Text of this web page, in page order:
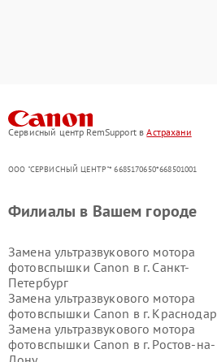
Сервисный центр RemSupport вАстрахани
ООО "СЕРВИСНЫЙ ЦЕНТР"* 6685170650*668501001
Филиалы в Вашем городе
Замена ультразвукового мотора
фотовспышки Canon в г. Санкт-
Петербург
Замена ультразвукового мотора
фотовспышки Canon в г. Краснодар
Замена ультразвукового мотора
фотовспышки Canon в г. Ростов-на-